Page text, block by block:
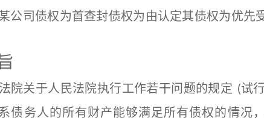
公司债权为首查封债权为由认定其债权为优先
关于人民法院执行工作若干问题的规定 (试
债务人的所有财产能够满足所有债权的情况